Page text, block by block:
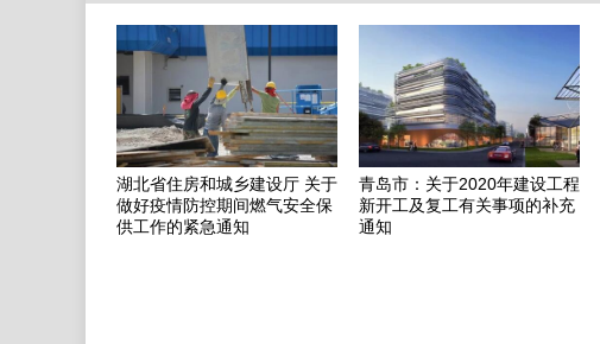
湖北省住房和城乡建设厅 关于
做好疫情防控期间燃气安全保
供工作的紧急通知
青岛市：关于2020年建设工程
新开工及复工有关事项的补充
通知